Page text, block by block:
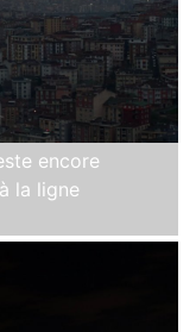
encore
la ligne